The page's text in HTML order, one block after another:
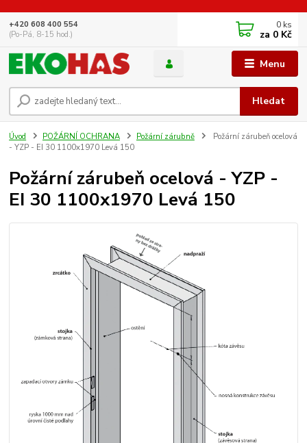
Menu
Hledat
+420 608 400 554
(Po-Pá, 8-15 hod.)
0 ks
za 0 Kč
Úvod POŽÁRNÍ OCHRANA Požární zárubně
Požární zárubeň ocelová
- YZP - EI 30 1100x1970 Levá 150
Požární zárubeň ocelová - YZP -
EI 30 1100x1970 Levá 150